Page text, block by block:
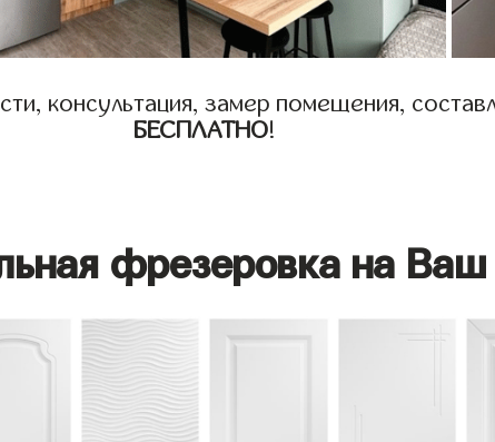
консультация, замер помещения,
БЕСПЛАТНО!
фрезеровка на Ваш